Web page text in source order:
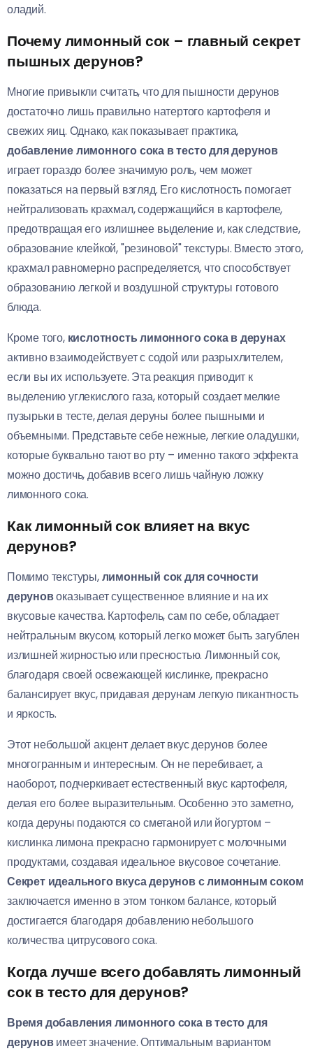
оладий.
Почему лимонный сок – главный секрет
пышных дерунов?
Многие привыкли считать, что для пышности дерунов
достаточно лишь правильно натертого картофеля и
свежих яиц. Однако, как показывает практика,
добавление лимонного сока в тесто для дерунов
играет гораздо более значимую роль, чем может
показаться на первый взгляд. Его кислотность помогает
нейтрализовать крахмал, содержащийся в картофеле,
предотвращая его излишнее выделение и, как следствие,
образование клейкой, "резиновой" текстуры. Вместо этого,
крахмал равномерно распределяется, что способствует
образованию легкой и воздушной структуры готового
блюда.
Кроме того, кислотность лимонного сока в дерунах
активно взаимодействует с содой или разрыхлителем,
если вы их используете. Эта реакция приводит к
выделению углекислого газа, который создает мелкие
пузырьки в тесте, делая деруны более пышными и
объемными. Представьте себе нежные, легкие оладушки,
которые буквально тают во рту – именно такого эффекта
можно достичь, добавив всего лишь чайную ложку
лимонного сока.
Как лимонный сок влияет на вкус
дерунов?
Помимо текстуры,лимонный сок для сочности
деруновоказывает существенное влияние и на их
вкусовые качества. Картофель, сам по себе, обладает
нейтральным вкусом, который легко может быть загублен
излишней жирностью или пресностью. Лимонный сок,
благодаря своей освежающей кислинке, прекрасно
балансирует вкус, придавая дерунам легкую пикантность
и яркость.
Этот небольшой акцент делает вкус дерунов более
многогранным и интересным. Он не перебивает, а
наоборот, подчеркивает естественный вкус картофеля,
делая его более выразительным. Особенно это заметно,
когда деруны подаются со сметаной или йогуртом –
кислинка лимона прекрасно гармонирует с молочными
продуктами, создавая идеальное вкусовое сочетание.
Секрет идеального вкуса дерунов с лимонным соком
заключается именно в этом тонком балансе, который
достигается благодаря добавлению небольшого
количества цитрусового сока.
Когда лучше всего добавлять лимонный
сок в тесто для дерунов?
Время добавления лимонного сока в тесто для
деруновимеет значение. Оптимальным вариантом